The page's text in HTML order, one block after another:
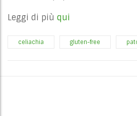
Leggi di più qui
celiachia gluten-free